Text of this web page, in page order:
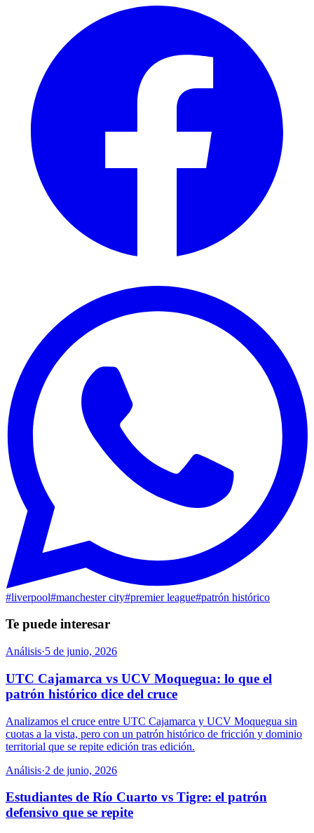
#liverpool#manchester city#premier league#patrón histórico
Te puede interesar
Análisis·5 de junio, 2026
UTC Cajamarca vs UCV Moquegua: lo que el
patrón histórico dice del cruce
Analizamos el cruce entre UTC Cajamarca y UCV Moquegua sin
cuotas a la vista, pero con un patrón histórico de fricción y dominio
territorial que se repite edición tras edición.
Análisis·2 de junio, 2026
Estudiantes de Río Cuarto vs Tigre: el patrón
defensivo que se repite